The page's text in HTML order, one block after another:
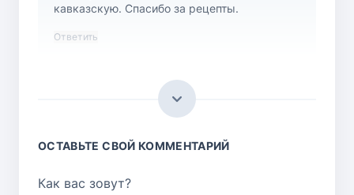
кавказскую. Спасибо за рецепты.
Ответить
ОСТАВЬТЕ СВОЙ КОММЕНТАРИЙ
Как вас зовут?